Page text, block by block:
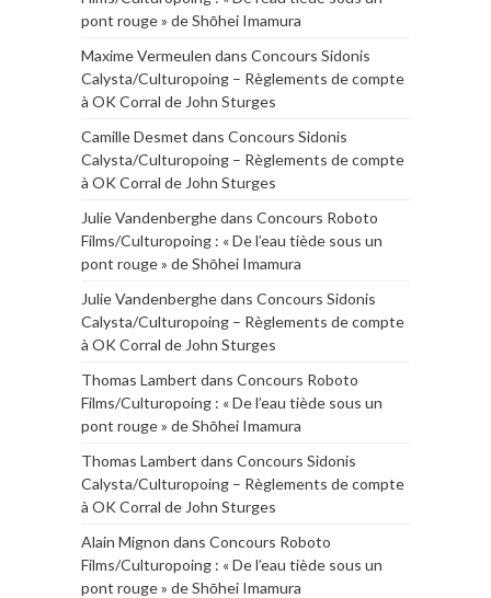
pont rouge » de Shōhei Imamura
Maxime Vermeulen dans Concours Sidonis
Calysta/Culturopoing – Règlements de compte
à OK Corral de John Sturges
Camille Desmet dans Concours Sidonis
Calysta/Culturopoing – Règlements de compte
à OK Corral de John Sturges
Julie Vandenberghedans Concours Roboto
Films/Culturopoing : « De l’eau tiède sous un
pont rouge » de Shōhei Imamura
Julie Vandenberghedans Concours Sidonis
Calysta/Culturopoing – Règlements de compte
à OK Corral de John Sturges
Thomas Lambert dans Concours Roboto
Films/Culturopoing : « De l’eau tiède sous un
pont rouge » de Shōhei Imamura
Thomas Lambert dans Concours Sidonis
Calysta/Culturopoing – Règlements de compte
à OK Corral de John Sturges
Alain Mignon dans Concours Roboto
Films/Culturopoing : « De l’eau tiède sous un
pont rouge » de Shōhei Imamura